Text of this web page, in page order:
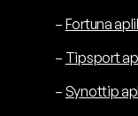
– Fortuna
– Tipsport
– Synottip